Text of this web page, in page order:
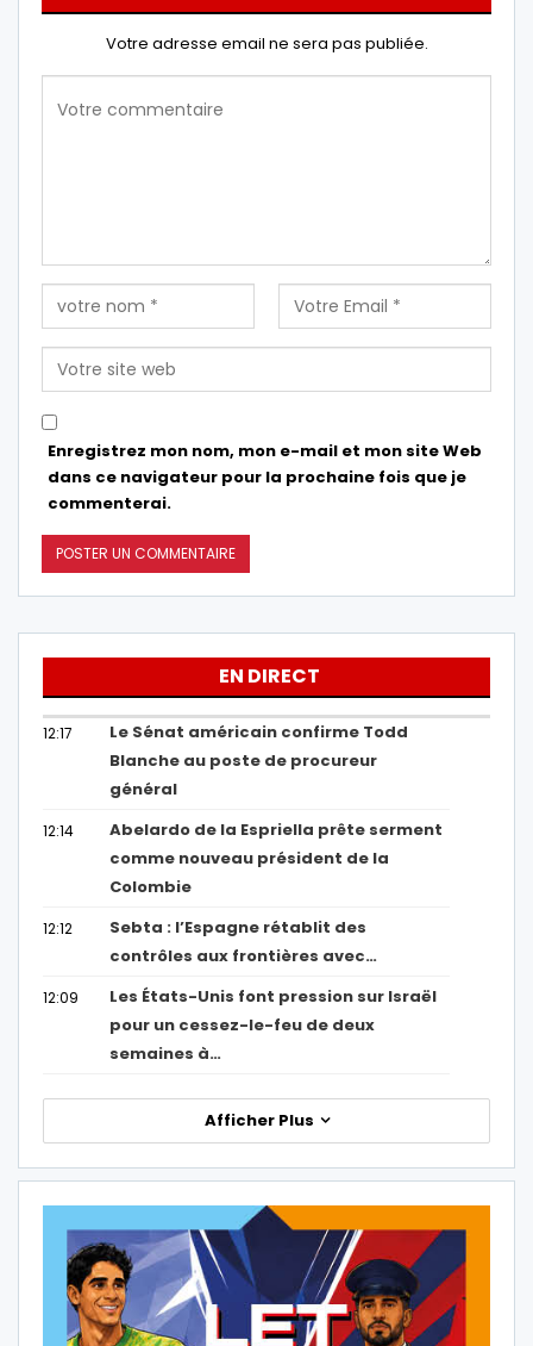
Votre adresse email ne sera pas publiée.
Enregistrez mon nom, mon e-mail et mon site Web
dans ce navigateur pour la prochaine fois que je
commenterai.
EN DIRECT
12:17
Le Sénat américain confirme Todd
Blanche au poste de procureur
général
12:14
Abelardo de la Espriella prête serment
comme nouveau président de la
Colombie
12:12
Sebta : l’Espagne rétablit des
contrôles aux frontières avec…
12:09
Les États-Unis font pression sur Israël
pour un cessez-le-feu de deux
semaines à…
Afficher Plus